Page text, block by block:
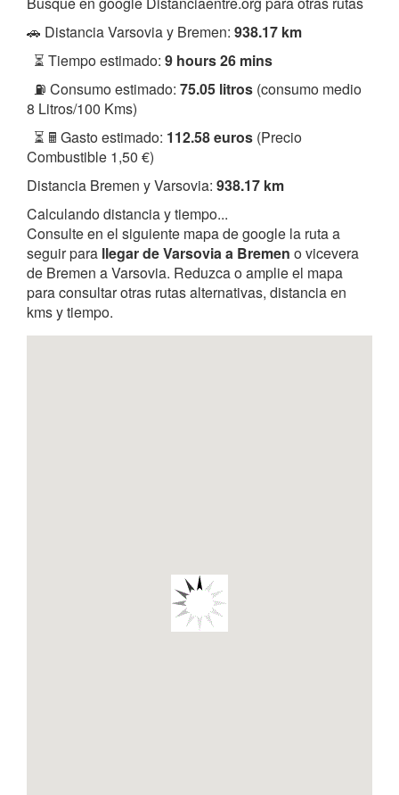
🚗 Distancia Varsovia y Bremen: 938.17 km
⏳ Tiempo estimado: 9 hours 26 mins
⛽ Consumo estimado: 75.05 litros (consumo medio
8 Litros/100 Kms)
⏳ 🖩 Gasto estimado: 112.58 euros (Precio
Combustible 1,50 €)
Distancia Bremen y Varsovia: 938.17 km
Calculando distancia y tiempo...
Consulte en el siguiente mapa de google la ruta a
seguir para llegar de Varsovia a Bremen o vicevera
de Bremen a Varsovia. Reduzca o amplie el mapa
para consultar otras rutas alternativas, distancia en
kms y tiempo.